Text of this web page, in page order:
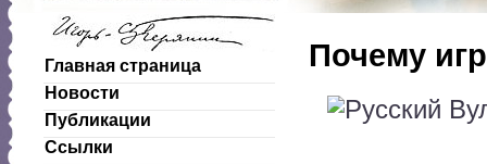
Главная страница
Новости
Публикации
Ссылки
Почему